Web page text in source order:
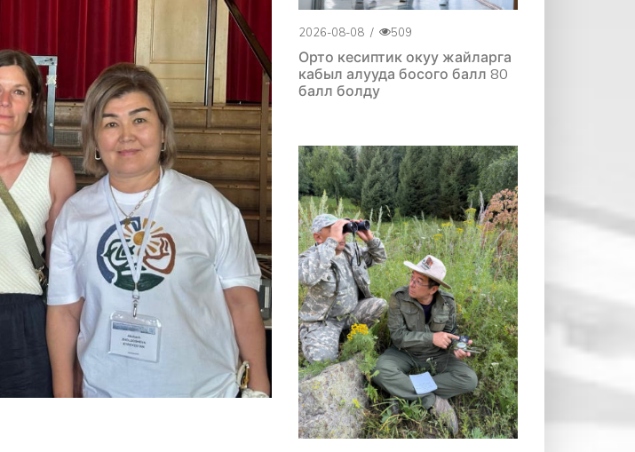
2026-08-08 / 509
Орто кесиптик окуу жайларга
кабыл алууда босого балл 80
балл болду